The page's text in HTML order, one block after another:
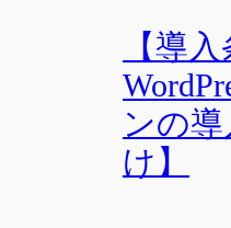
【導
ンの
け】